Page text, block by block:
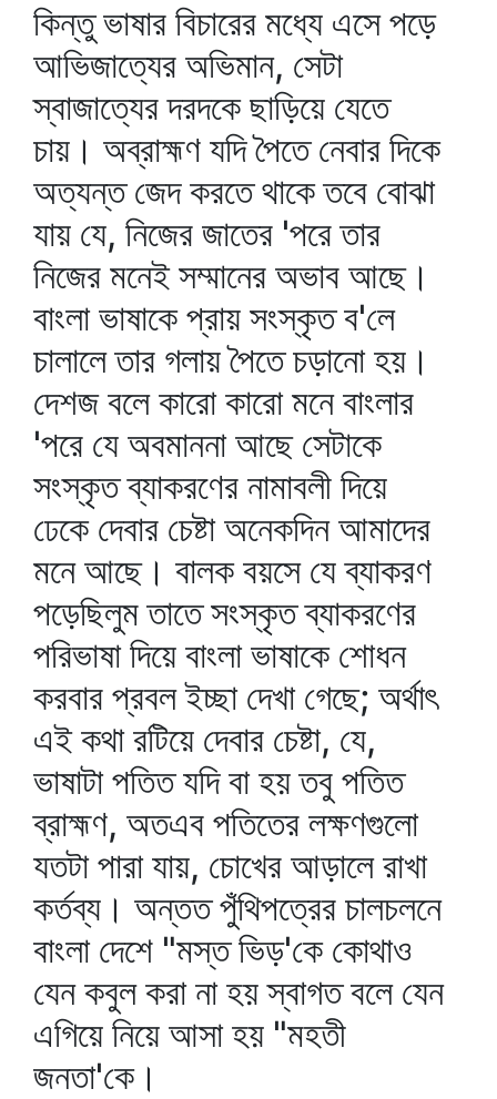
কিন্তু ভাষার বিচারের মধ্যে এসে পড়ে
আভিজাত্যের অভিমান, সেটা
স্বাজাত্যের দরদকে ছাড়িয়ে যেতে
চায়। অব্রাহ্মণ যদি পৈতে নেবার দিকে
অত্যন্ত জেদ করতে থাকে তবে বোঝা
যায় যে, নিজের জাতের 'পরে তার
নিজের মনেই সম্মানের অভাব আছে।
বাংলা ভাষাকে প্রায় সংস্কৃত ব'লে
চালালে তার গলায় পৈতে চড়ানো হয়।
দেশজ বলে কারো কারো মনে বাংলার
'পরে যে অবমাননা আছে সেটাকে
সংস্কৃত ব্যাকরণের নামাবলী দিয়ে
ঢেকে দেবার চেষ্টা অনেকদিন আমাদের
মনে আছে। বালক বয়সে যে ব্যাকরণ
পড়েছিলুম তাতে সংস্কৃত ব্যাকরণের
পরিভাষা দিয়ে বাংলা ভাষাকে শোধন
করবার প্রবল ইচ্ছা দেখা গেছে; অর্থাৎ
এই কথা রটিয়ে দেবার চেষ্টা, যে,
ভাষাটা পতিত যদি বা হয় তবু পতিত
ব্রাহ্মণ, অতএব পতিতের লক্ষণগুলো
যতটা পারা যায়, চোখের আড়ালে রাখা
কর্তব্য। অন্তত পুঁথিপত্রের চালচলনে
বাংলা দেশে "মস্ত ভিড়'কে কোথাও
যেন কবুল করা না হয় স্বাগত বলে যেন
এগিয়ে নিয়ে আসা হয় "মহতী
জনতা'কে।